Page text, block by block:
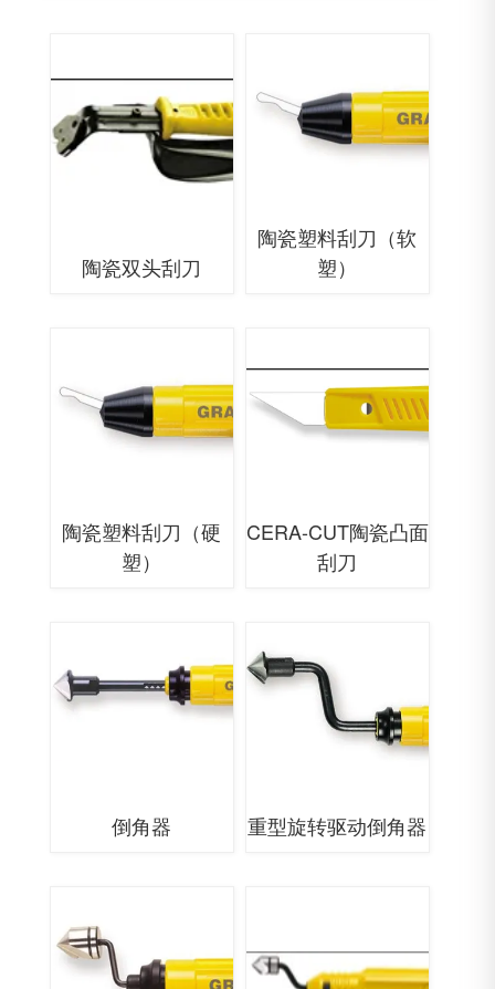
陶瓷双头刮刀
陶瓷塑料刮刀（软
塑）
陶瓷塑料刮刀（硬
塑）
CERA-CUT陶瓷凸面
刮刀
倒角器 重型旋转驱动倒角器